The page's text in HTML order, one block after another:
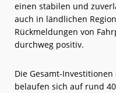
einen stabilen und
auch in ländlichen
Rückmeldungen von
durchweg positiv.
Die Gesamt-
belaufen sich auf rund